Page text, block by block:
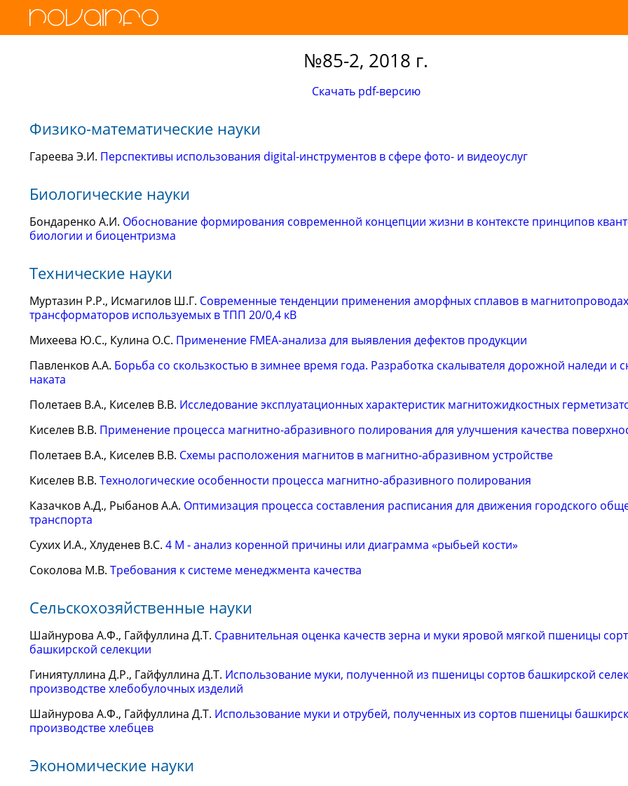
№85-2, 2018 г.
Скачать pdf-версию
Физико-математические науки
Гареева Э.И. Перспективы использования digital-инструментов в сфере фото- и видеоуслуг
Биологические науки
Бондаренко А.И. Обоснование формирования современной концепции жизни в контексте принципов
биологии и биоцентризма
Технические науки
Муртазин Р.Р., Исмагилов Ш.Г. Современные тенденции применения аморфных сплавов в
трансформаторов используемых в ТПП 20/0,4 кВ
Михеева Ю.С., Кулина О.С. Применение FMEA-анализа для выявления дефектов продукции
Павленков А.А. Борьба со скользкостью в зимнее время года. Разработка скалывателя дорожной наледи и
наката
Полетаев В.А., Киселев В.В. Исследование эксплуатационных характеристик магнитожидкостных
Киселев В.В. Применение процесса магнитно-абразивного полирования для улучшения качества
Полетаев В.А., Киселев В.В. Схемы расположения магнитов в магнитно-абразивном устройстве
Киселев В.В. Технологические особенности процесса магнитно-абразивного полирования
Казачков А.Д., Рыбанов А.А. Оптимизация процесса составления расписания для движения городского
транспорта
Сухих И.А., Хлуденев В.С. 4 М - анализ коренной причины или диаграмма «рыбьей кости»
Соколова М.В. Требования к системе менеджмента качества
Сельскохозяйственные науки
Шайнурова А.Ф., Гайфуллина Д.Т. Сравнительная оценка качеств зерна и муки яровой мягкой пшеницы
башкирской селекции
Гиниятуллина Д.Р., Гайфуллина Д.Т. Использование муки, полученной из пшеницы сортов башкирской
производстве хлебобулочных изделий
Шайнурова А.Ф., Гайфуллина Д.Т. Использование муки и отрубей, полученных из сортов пшеницы
производстве хлебцев
Экономические науки